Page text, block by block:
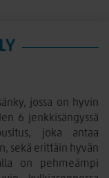
jossa on hyvin
6 jenkkisängyssä
joka antaa
sekä erittäin hyvän
on pehmeämpi